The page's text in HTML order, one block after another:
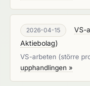
2026-04-15 VS-
Aktiebolag)
VS-arbeten (större
upphandlingen »